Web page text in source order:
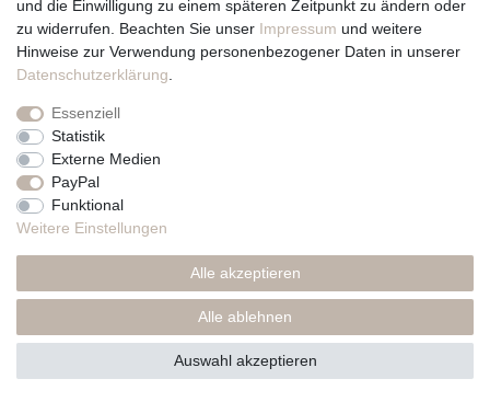
Du erreichst uns von
Montag bis Freitag 10 bis 17 Uhr
Telefonisch und per Whatsapp
erreichst Du uns unter:
+49 561 287 907 84
Rechtliches
Impressum
Datenschutzerklärung
* Preise inkl. MwSt., zzgl. Versand(DE)
und die Einwilligung zu einem späteren Zeitpunkt zu ändern oder
zu widerrufen. Beachten Sie unser Impressum und weitere
Hinweise zur Verwendung personenbezogener Daten in unserer
Daten­schutz­erklärung
Essenziell
Statistik
Externe Medien
PayPal
Funktional
Weitere Einstellungen
Alle akzeptieren
Alle ablehnen
Auswahl akzeptieren